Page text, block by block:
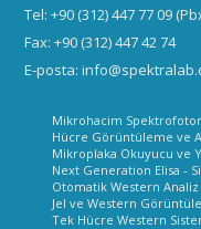
Tel: +90 (312) 447 77 09
Fax: +90 (312) 447 42 74
E-posta:
Mikrohacim
Hücre Görüntüleme ve
Mikroplaka Okuyucu ve
Next Generation Elisa -
Otomatik Western
Jel ve Western
Tek Hücre Western